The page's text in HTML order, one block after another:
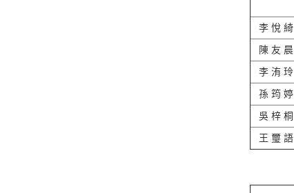
李 悅 綺
陳 友 晨
李 洧 玲
孫 筠 婷
吳 梓 桐
王 璽 語